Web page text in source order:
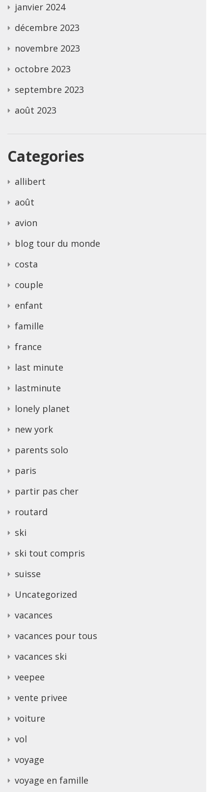
janvier 2024
décembre 2023
novembre 2023
octobre 2023
septembre 2023
août 2023
Categories
allibert
août
avion
blog tour du monde
costa
couple
enfant
famille
france
last minute
lastminute
lonely planet
new york
parents solo
paris
partir pas cher
routard
ski
ski tout compris
suisse
Uncategorized
vacances
vacances pour tous
vacances ski
veepee
vente privee
voiture
vol
voyage
voyage en famille